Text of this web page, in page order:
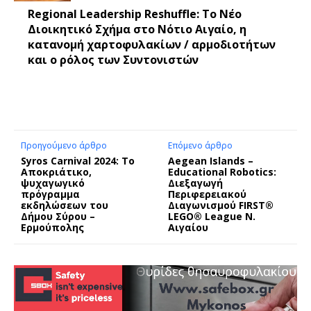
Regional Leadership Reshuffle: Το Νέο
Διοικητικό Σχήμα στο Νότιο Αιγαίο, η
κατανομή χαρτοφυλακίων / αρμοδιοτήτων
και ο ρόλος των Συντονιστών
Προηγούμενο άρθρο
Syros Carnival 2024: Το
Αποκριάτικο,
ψυχαγωγικό
πρόγραμμα
εκδηλώσεων του
Δήμου Σύρου –
Ερμούπολης
Επόμενο άρθρο
Aegean Islands –
Educational Robotics:
Διεξαγωγή
Περιφερειακού
Διαγωνισμού FIRST®
LEGO® League Ν.
Αιγαίου